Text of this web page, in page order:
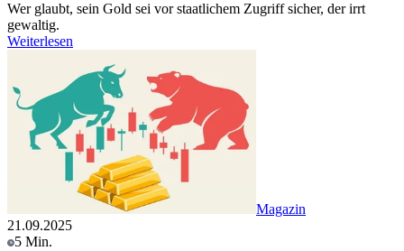
Wer glaubt, sein Gold sei vor staatlichem Zugriff sicher, der irrt
gewaltig.
Weiterlesen
Magazin
21.09.2025
5 Min.